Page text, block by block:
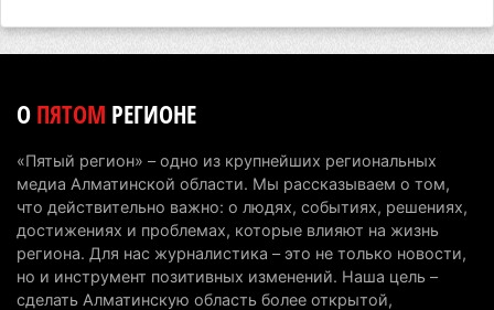
первоклассников начнут учить искусственному
6 августа 2026 г. 10:47
Казахстанцы назвали доход, при котором не
считают себя бедными
6 августа 2026 г. 09:52 161
ОПЯТОМ РЕГИОНЕ
«Пятый регион» – одно из крупнейших региональных
медиа Алматинской области. Мы рассказываем о том,
что действительно важно: о людях, событиях, решениях,
достижениях и проблемах, которые влияют на жизнь
региона. Для нас журналистика – это не только новости,
но и инструмент позитивных изменений. Наша цель –
сделать Алматинскую область более открытой,